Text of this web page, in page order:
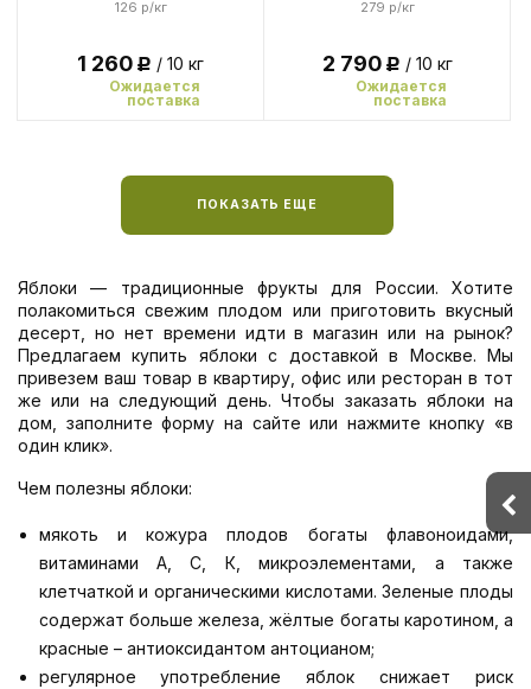
126 р/кг
1 260Р / 10 кг
Ожидается
поставка
279 р/кг
2 790Р / 10 кг
Ожидается
поставка
ПОКАЗАТЬ ЕЩЕ
Яблоки — традиционные фрукты для России. Хотите
полакомиться свежим плодом или приготовить вкусный
десерт, но нет времени идти в магазин или на рынок?
Предлагаем купить яблоки с доставкой в Москве. Мы
привезем ваш товар в квартиру, офис или ресторан в тот
же или на следующий день. Чтобы заказать яблоки на
дом, заполните форму на сайте или нажмите кнопку «в
один клик».
Чем полезны яблоки:
мякоть и кожура плодов богаты флавоноидами,
витаминами А, С, К, микроэлементами, а также
клетчаткой и органическими кислотами. Зеленые плоды
содержат больше железа, жёлтые богаты каротином, а
красные – антиоксидантом антоцианом;
регулярное употребление яблок снижает риск